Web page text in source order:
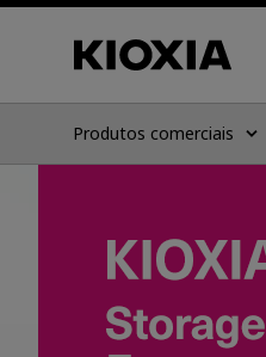
Produtos comerciais